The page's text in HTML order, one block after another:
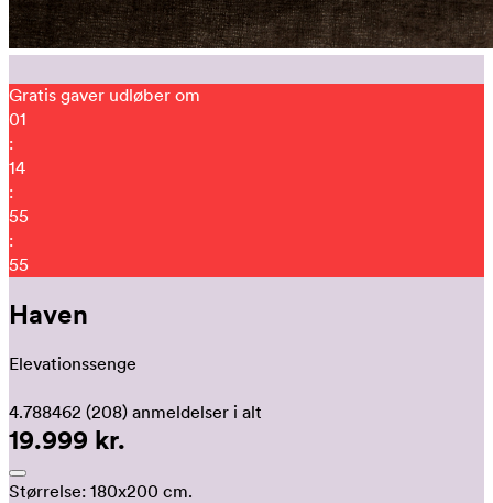
Gratis gaver udløber om
01
:
14
:
55
:
46
Haven
Elevationssenge
4.788462 (208) anmeldelser i alt
19.999 kr.
Størrelse: 180x200 cm.